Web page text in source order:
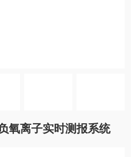
氧离子实时测报系统